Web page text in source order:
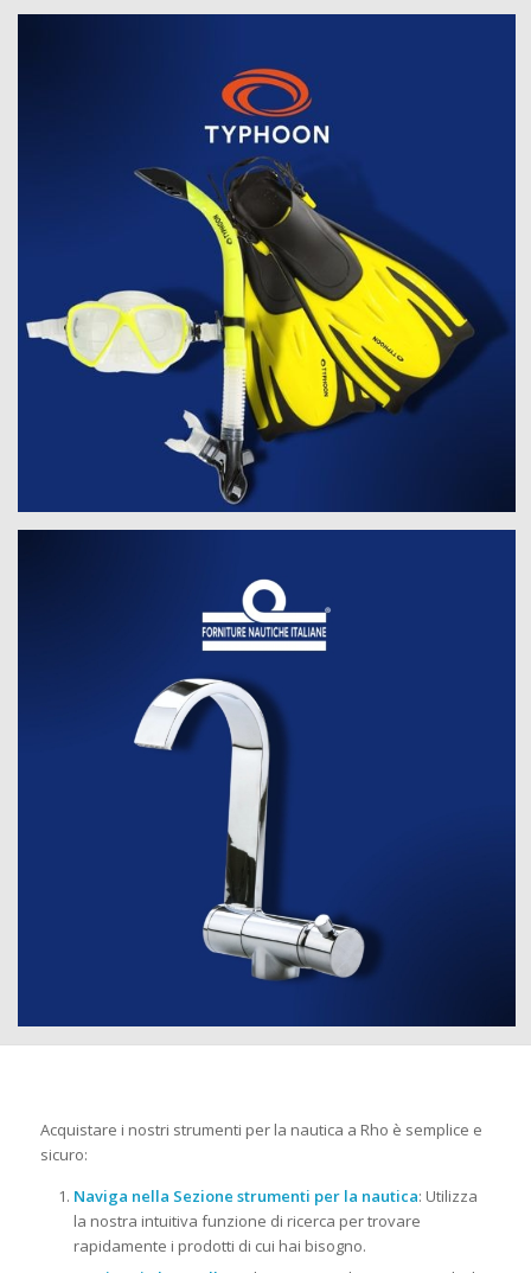
Acquistare i nostri strumenti per la nautica a Rho è semplice e
sicuro:
Naviga nella Sezione strumenti per la nautica: Utilizza
la nostra intuitiva funzione di ricerca per trovare
rapidamente i prodotti di cui hai bisogno.